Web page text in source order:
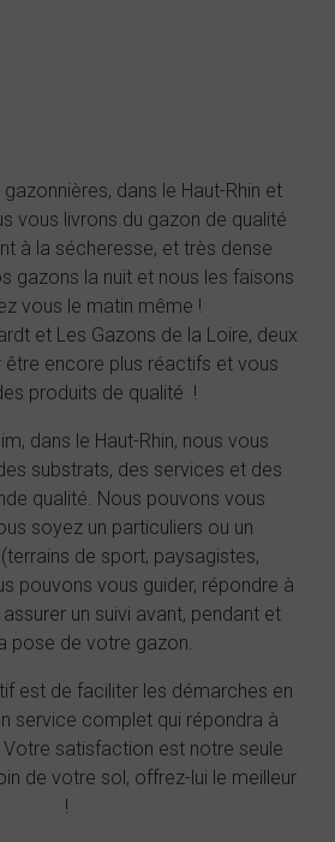
dans le Haut-Rhin et
vous livrons du gazon de qualité
à la sécheresse, et très dense
gazons la nuit et nous les faisons
vous le matin même !
et Les Gazons de la Loire, deux
être encore plus réactifs et vous
produits de qualité !
dans le Haut-Rhin, nous vous
substrats, des services et des
qualité. Nous pouvons vous
soyez un particuliers ou un
de sport, paysagistes,
pouvons vous guider, répondre à
un suivi avant, pendant et
pose de votre gazon.
est de faciliter les démarches en
service complet qui répondra à
satisfaction est notre seule
de votre sol, offrez-lui le meilleur
!